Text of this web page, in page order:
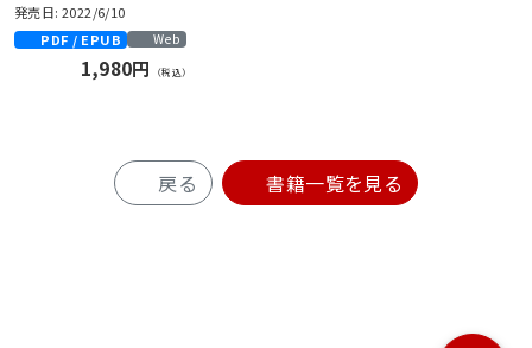
発売日: 2022/6/10
PDF / EPUB
Web
1,980円 （税込）
戻る 書籍一覧を見る